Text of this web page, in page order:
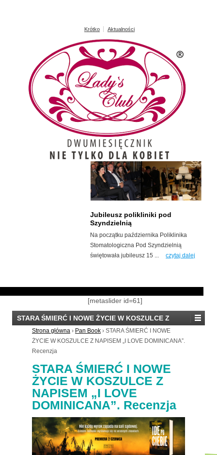
Krótko Aktualności
Jubileusz polikliniki pod
Szyndzielnią
Na początku października Poliklinika
Stomatologiczna Pod Szyndzielnią
świętowała jubileusz 15 ...
czytaj dalej
[metaslider id=61]
STARA ŚMIERĆ I NOWE ŻYCIE W KOSZULCE Z
NAPISEM „I LOVE DOMINICANA”. Recenzja
Strona główna › Pan Book › STARA ŚMIERĆ I NOWE
ŻYCIE W KOSZULCE Z NAPISEM „I LOVE DOMINICANA”.
Recenzja
STARA ŚMIERĆ I NOWE
ŻYCIE W KOSZULCE Z
NAPISEM „I LOVE
DOMINICANA”. Recenzja